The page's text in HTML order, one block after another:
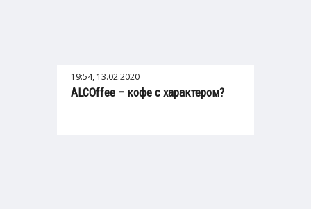
19:54, 13.02.2020
ALCOffee – кофе с характером?